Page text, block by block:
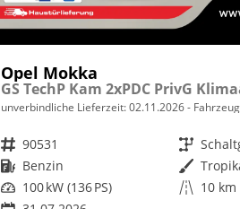
Opel Mokka
GS TechP Kam 2xPDC PrivG
unverbindliche Lieferzeit:02.11.2026
Fahrzeugnr. 90531 Getriebe
Kraftstoff Benzin Außenfarbe
Leistung 100 kW (136 PS) Kilometerstand 10 km